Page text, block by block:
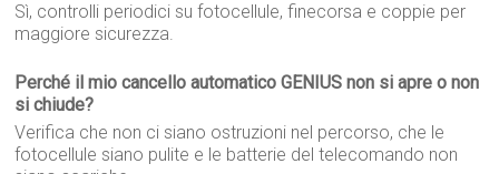
Sì, controlli periodici su fotocellule, finecorsa e coppie per
maggiore sicurezza.
Perché il mio cancello automatico GENIUS non si apre o non
si chiude?
Verifica che non ci siano ostruzioni nel percorso, che le
fotocellule siano pulite e le batterie del telecomando non